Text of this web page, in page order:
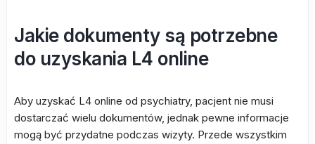
Jakie dokumenty są potrzebne
do uzyskania L4 online
Aby uzyskać L4 online od psychiatry, pacjent nie musi
dostarczać wielu dokumentów, jednak pewne informacje
mogą być przydatne podczas wizyty. Przede wszystkim